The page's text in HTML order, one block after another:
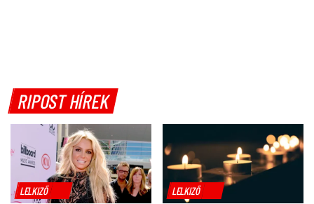
RIPOST HÍREK
LELKIZŐ LELKIZŐ